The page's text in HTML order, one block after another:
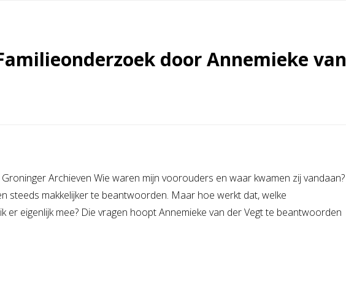
door Annemieke van
Archieven Wie waren mijn voorouders en waar kwamen zij vandaan?
steeds makkelijker te beantwoorden. Maar hoe werkt dat, welke
er eigenlijk mee? Die vragen hoopt Annemieke van der Vegt te beantwoorden